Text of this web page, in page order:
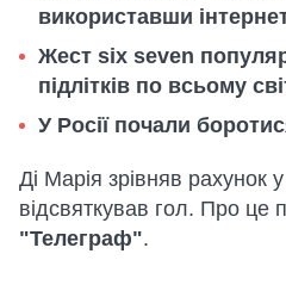
використавши
Жест six seven
підлітків по всьому
У Росії почали
Ді Марія зрівняв рахунок
відсвяткував гол. Про це
"Телеграф".